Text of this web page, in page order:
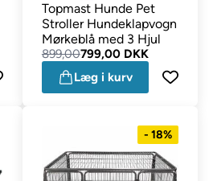
Topmast Hunde Pet
Stroller Hundeklapvogn
Mørkeblå med 3 Hjul
899,00799,00 DKK
Læg i kurv
- 18%